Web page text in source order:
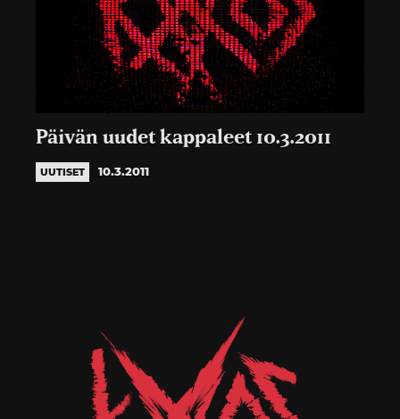
Päivän uudet kappaleet 10.3.2011
UUTISET 10.3.2011